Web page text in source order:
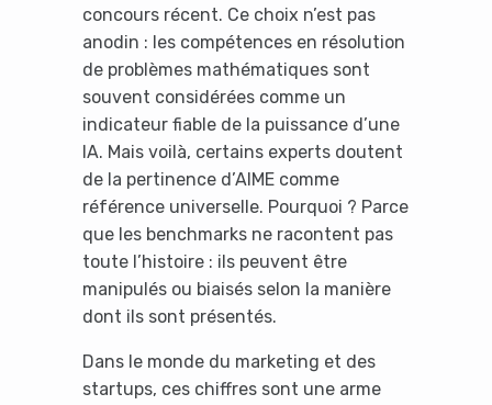
concours récent. Ce choix n’est pas
anodin : les compétences en résolution
de problèmes mathématiques sont
souvent considérées comme un
indicateur fiable de la puissance d’une
IA. Mais voilà, certains experts doutent
de la pertinence d’AIME comme
référence universelle. Pourquoi ? Parce
que les benchmarks ne racontent pas
toute l’histoire : ils peuvent être
manipulés ou biaisés selon la manière
dont ils sont présentés.
Dans le monde du marketing et des
startups, ces chiffres sont une arme